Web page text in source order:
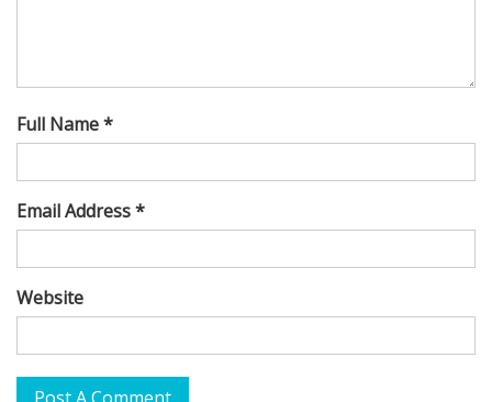
Full Name *
Email Address *
Website